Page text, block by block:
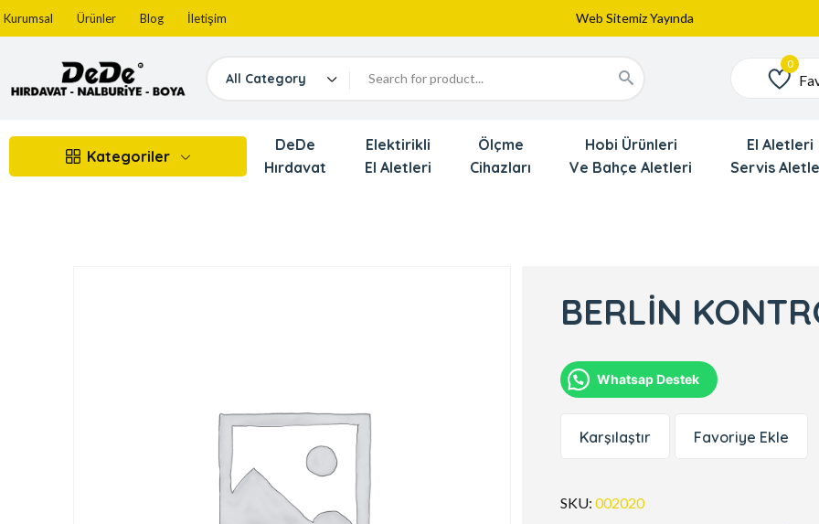
Kurumsal Ürünler Blog İletişim
Yeni Eklenen Ürünlerimizi İnceledinizmi ?
Dede'den Çok Yakında İndirim Gekliyor !!!
All Category Favoriler
Kategoriler
DeDe
Hırdavat
Elektirikli
El Aletleri
Ölçme
Cihazları
Hobi Ürünleri
Ve Bahçe Aletleri
El Aletleri
Servis
BERLİN
Whatsap Destek
Karşılaştır Favoriye Ekle
SKU:002020